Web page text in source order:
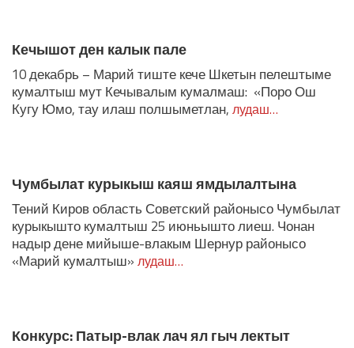
Кечышот ден калык пале
10 декабрь – Марий тиште кече Шкетын пелештыме
кумалтыш мут Кечывалым кумалмаш: «Поро Ош
Кугу Юмо, тау илаш полшыметлан, лудаш…
Чумбылат курыкыш каяш ямдылалтына
Тений Киров область Советский районысо Чумбылат
курыкышто кумалтыш 25 июньышто лиеш. Чонан
надыр дене мийыше-влакым Шернур районысо
«Марий кумалтыш» лудаш…
Конкурс: Патыр-влак лач ял гыч лектыт